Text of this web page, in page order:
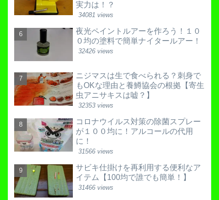
実力は！？
34081 views
夜光ペイントルアーを作ろう！１０
０均の塗料で簡単ナイタールアー！
32426 views
ニジマスは生で食べられる？刺身で
もOKな理由と養鱒協会の根拠【寄生
虫アニサキスは嘘？】
32353 views
コロナウイルス対策の除菌スプレー
が１００均に！アルコールの代用
に！
31566 views
サビキ仕掛けを再利用する便利なア
イテム【100均で誰でも簡単！】
31466 views